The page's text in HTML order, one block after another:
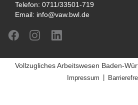
Telefon: 0711/33501-719
Email: info@vaw.bwl.de
Vollzugliches Arbeitswesen Baden-
Impressum